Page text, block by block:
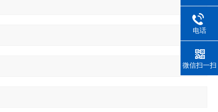
电话
微信扫一扫